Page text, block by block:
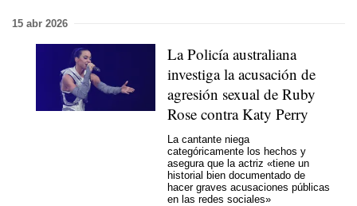
15 abr 2026
La Policía australiana
investiga la acusación de
agresión sexual de Ruby
Rose contra Katy Perry
La cantante niega
categóricamente los hechos y
asegura que la actriz «tiene un
historial bien documentado de
hacer graves acusaciones públicas
en las redes sociales»